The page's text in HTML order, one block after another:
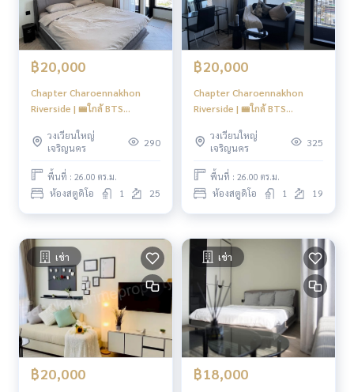
#คอนโดติดแม่น้ำเจ้าพระยา #neariconsiam #คอนโดใกล้รถไฟ
ฟ้า #คอนโดใกล้ไอคอน #เจริญนคร #แชปเตอร์เจริญนคร #Chap
terเจริญนคร #Riverside
#Thamon"
฿20,000
Chapter Charoennakhon
Riverside | 🚝ใกล้ BTS
วงเวียนใหญ่
เจริญนคร
290
พื้นที่ : 26.00 ตร.ม.
ห้องสตูดิโอ 1 25
฿20,000
Chapter Charoennakhon
Riverside | 🚝ใกล้ BTS
วงเวียนใหญ่
เจริญนคร
325
พื้นที่ : 26.00 ตร.ม.
ห้องสตูดิโอ 1 19
เช่า
฿20,000
เช่า
฿18,000